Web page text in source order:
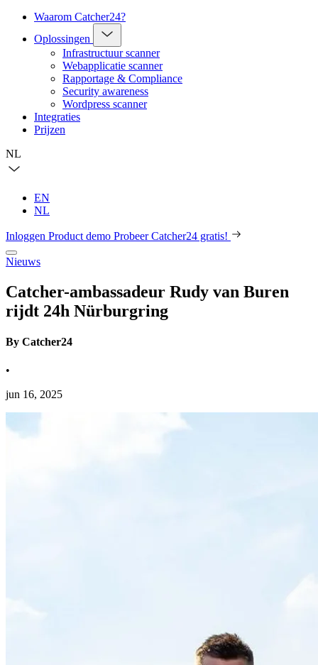
Waarom Catcher24?
Oplossingen
Infrastructuur scanner
Webapplicatie scanner
Rapportage & Compliance
Security awareness
Wordpress scanner
Integraties
Prijzen
NL
EN
NL
Inloggen Product demo Probeer Catcher24 gratis!
Nieuws
Catcher-ambassadeur Rudy van Buren
rijdt 24h Nürburgring
By Catcher24
•
jun 16, 2025